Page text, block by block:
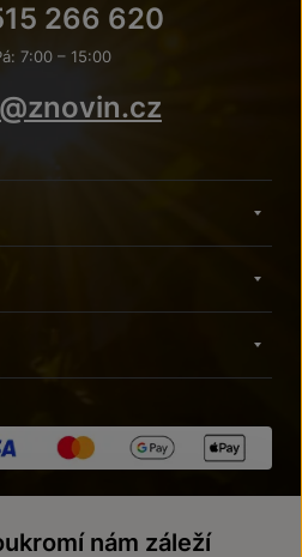
266 620
7:00 – 15:00
nám záleží